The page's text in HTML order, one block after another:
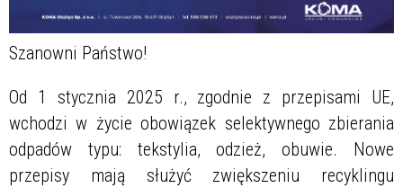
Szanowni Państwo!
Od 1 stycznia 2025 r., zgodnie z przepisami UE,
wchodzi w życie obowiązek selektywnego zbierania
odpadów typu: tekstylia, odzież, obuwie. Nowe
przepisy mają służyć zwiększeniu recyklingu